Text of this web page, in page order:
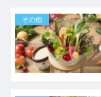
その他